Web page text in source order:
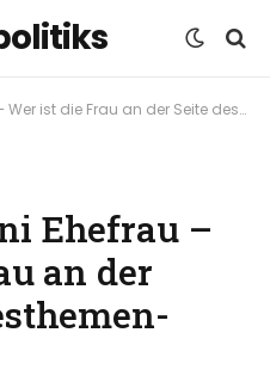
an der Seite des Tagesthemen-Moderators?
Ehefrau –
an der